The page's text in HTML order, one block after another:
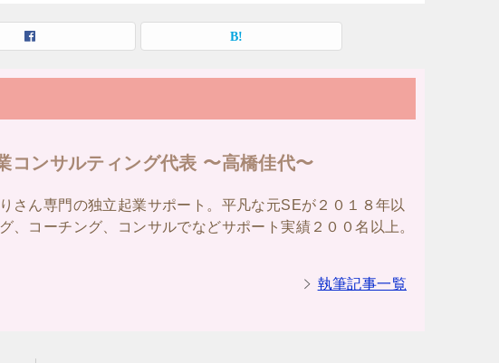
コンサルティング代表 〜高橋佳代〜
さん専門の独立起業サポート。平凡な元SEが２０１８年以
、コーチング、コンサルでなどサポート実績２００名以上。
執筆記事一覧